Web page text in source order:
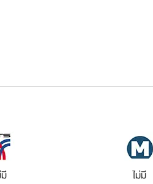
ไม่มี